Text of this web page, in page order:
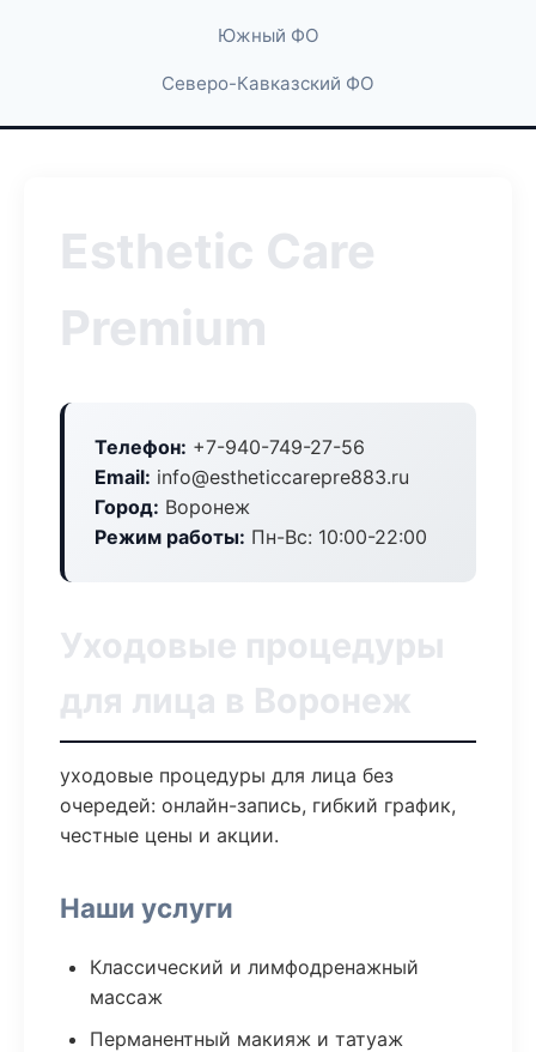
Южный ФО
Северо-Кавказский ФО
Esthetic Care
Premium
Телефон: +7-940-749-27-56
Email: info@estheticcarepre883.ru
Город: Воронеж
Режим работы: Пн-Вс: 10:00-22:00
Уходовые процедуры
для лица в Воронеж
уходовые процедуры для лица без
очередей: онлайн-запись, гибкий график,
честные цены и акции.
Наши услуги
Классический и лимфодренажный
массаж
Перманентный макияж и татуаж